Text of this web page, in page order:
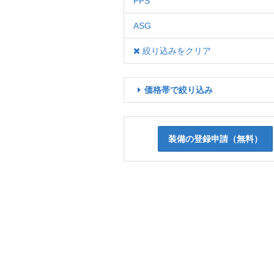
ASG
絞り込みをクリア
価格帯で絞り込み
装備の登録申請（無料）